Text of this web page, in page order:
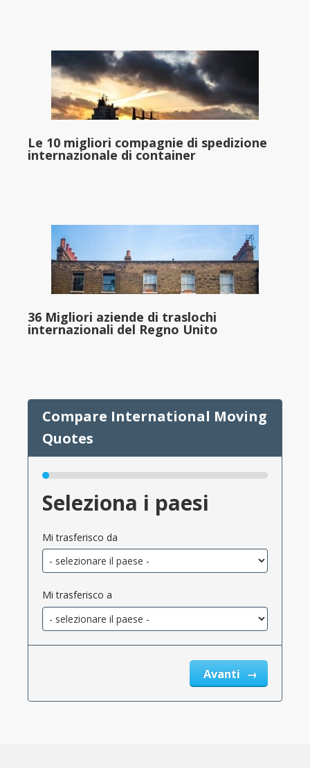
Le 10 migliori compagnie di spedizione
internazionale di container
36 Migliori aziende di traslochi
internazionali del Regno Unito
Seleziona i paesi
Mi trasferisco da
Mi trasferisco a
Avanti